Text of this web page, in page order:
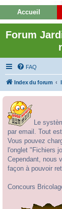
Accueil
Forum
FAQ
Index du forum
Le
par email. Tout
Vous pouvez
l'onglet "Fichiers
Cependant, nous
façon à pouvoir
Concours